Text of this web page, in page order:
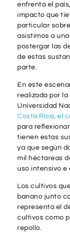
enfrenta el
impacto que
particular
asistimos a
postergar las
de estas
parte.
En este
realizada por
Universidad
Costa Rica, el
para
tienen estas
ya que según
mil héctareas
uso intensivo e
Los cultivos
banano junto
representa el
cultivos como
repollo.